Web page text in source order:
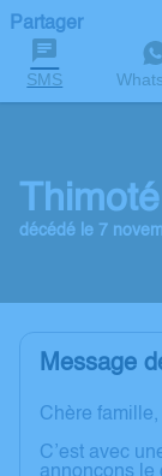
Partager
SMS
décédé le 7
Message
Chère
C’est avec